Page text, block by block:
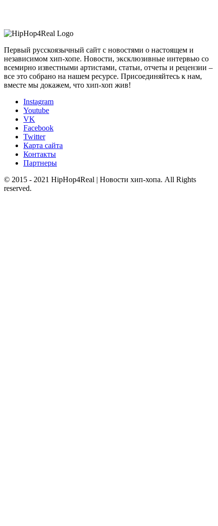
Первый русскоязычный сайт с новостями о настоящем и
независимом хип-хопе. Новости, эксклюзивные интервью со
всемирно известными артистами, статьи, отчеты и рецензии –
все это собрано на нашем ресурсе. Присоединяйтесь к нам,
вместе мы докажем, что хип-хоп жив!
Instagram
Youtube
VK
Facebook
Twitter
Карта сайта
Контакты
Партнеры
© 2015 - 2021 HipHop4Real | Новости хип-хопа. All Rights
reserved.